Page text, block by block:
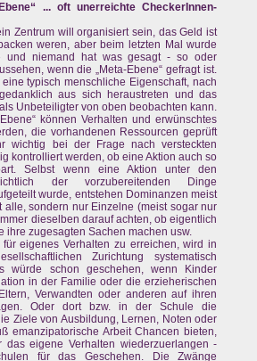
... oft unerreichte CheckerInnen-
Zentrum will organisiert sein, das Geld ist
weren, aber beim letzten Mal wurde
und niemand hat was gesagt - so oder
wenn die „Meta-Ebene“ gefragt ist.
eine typisch menschliche Eigenschaft, nach
aus sich heraustreten und das
Unbeteiligter von oben beobachten kann.
können Verhalten und erwünschtes
die vorhandenen Ressourcen geprüft
wichtig bei der Frage nach versteckten
kontrolliert werden, ob eine Aktion auch so
Selbst wenn eine Aktion unter den
der vorzubereitenden Dinge
wurde, entstehen Dominanzen meist
alle, sondern nur Einzelne (meist sogar nur
dieselben darauf achten, ob eigentlich
ihre zugesagten Sachen machen usw.
für eigenes Verhalten zu erreichen, wird in
Zurichtung systematisch
würde schon geschehen, wenn Kinder
in der Familie oder die erzieherischen
Verwandten oder anderen auf ihren
Oder dort bzw. in der Schule die
Ziele von Ausbildung, Lernen, Noten oder
emanzipatorische Arbeit Chancen bieten,
das eigene Verhalten wiederzuerlangen -
für das Geschehen. Die Zwänge